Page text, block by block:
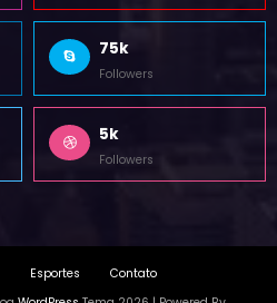
Followers
75k
Followers
5k
Followers
Esportes Contato